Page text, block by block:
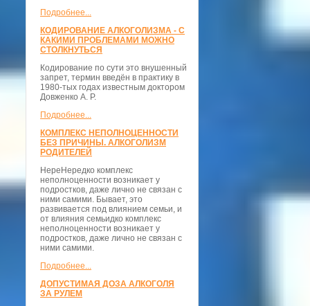
Подробнее...
КОДИРОВАНИЕ АЛКОГОЛИЗМА - С
КАКИМИ ПРОБЛЕМАМИ МОЖНО
СТОЛКНУТЬСЯ
Кодирование по сути это внушенный
запрет, термин введён в практику в
1980-тых годах известным доктором
Довженко А. Р.
Подробнее...
КОМПЛЕКС НЕПОЛНОЦЕННОСТИ
БЕЗ ПРИЧИНЫ. АЛКОГОЛИЗМ
РОДИТЕЛЕЙ
НереНередко комплекс
неполноценности возникает у
подростков, даже лично не связан с
ними самими. Бывает, это
развивается под влиянием семьи, и
от влияния семьидко комплекс
неполноценности возникает у
подростков, даже лично не связан с
ними самими.
Подробнее...
ДОПУСТИМАЯ ДОЗА АЛКОГОЛЯ
ЗА РУЛЕМ